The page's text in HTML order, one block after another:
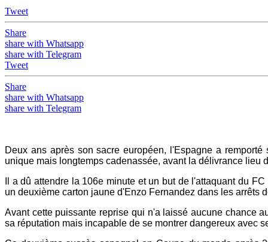
Tweet
Share
share with Whatsapp
share with Telegram
Tweet
Share
share with Whatsapp
share with Telegram
Deux ans après son sacre européen, l'Espagne a
unique mais longtemps cadenassée, avant la délivrance lieu
Il a dû attendre la 106e minute et un but de l'attaquant du
un deuxième carton jaune d'Enzo Fernandez dans les arrêts
Avant cette puissante reprise qui n'a laissé aucune chance
sa réputation mais incapable de se montrer dangereux avec